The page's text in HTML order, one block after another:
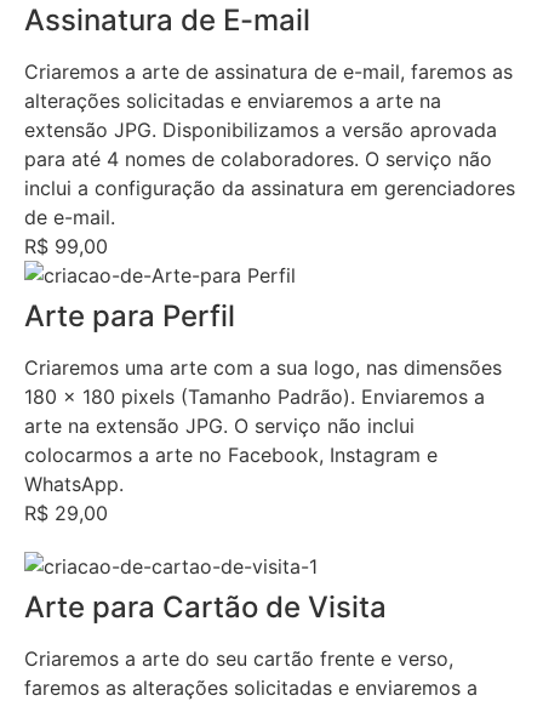
Assinatura de E-mail
Criaremos a arte de assinatura de e-mail, faremos as
alterações solicitadas e enviaremos a arte na
extensão JPG. Disponibilizamos a versão aprovada
para até 4 nomes de colaboradores. O serviço não
inclui a configuração da assinatura em gerenciadores
de e-mail.
R$ 99,00
Arte para Perfil
Criaremos uma arte com a sua logo, nas dimensões
180 x 180 pixels (Tamanho Padrão). Enviaremos a
arte na extensão JPG. O serviço não inclui
colocarmos a arte no Facebook, Instagram e
WhatsApp.
R$ 29,00
Arte para Cartão de Visita
Criaremos a arte do seu cartão frente e verso,
faremos as alterações solicitadas e enviaremos a